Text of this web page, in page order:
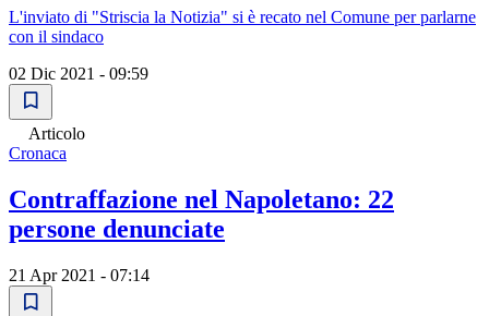
L'inviato di "Striscia la Notizia" si è recato nel Comune per parlarne
con il sindaco
02 Dic 2021 - 09:59
Articolo
Cronaca
Contraffazione nel Napoletano: 22
persone denunciate
21 Apr 2021 - 07:14